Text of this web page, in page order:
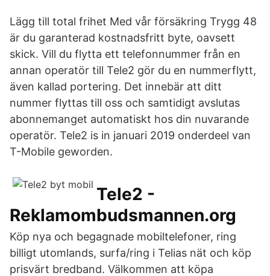
Lägg till total frihet Med vår försäkring Trygg 48
är du garanterad kostnadsfritt byte, oavsett
skick. Vill du flytta ett telefonnummer från en
annan operatör till Tele2 gör du en nummerflytt,
även kallad portering. Det innebär att ditt
nummer flyttas till oss och samtidigt avslutas
abonnemanget automatiskt hos din nuvarande
operatör. Tele2 is in januari 2019 onderdeel van
T-Mobile geworden.
Tele2 -
Reklamombudsmannen.org
Köp nya och begagnade mobiltelefoner, ring
billigt utomlands, surfa/ring i Telias nät och köp
prisvärt bredband. Välkommen att köpa